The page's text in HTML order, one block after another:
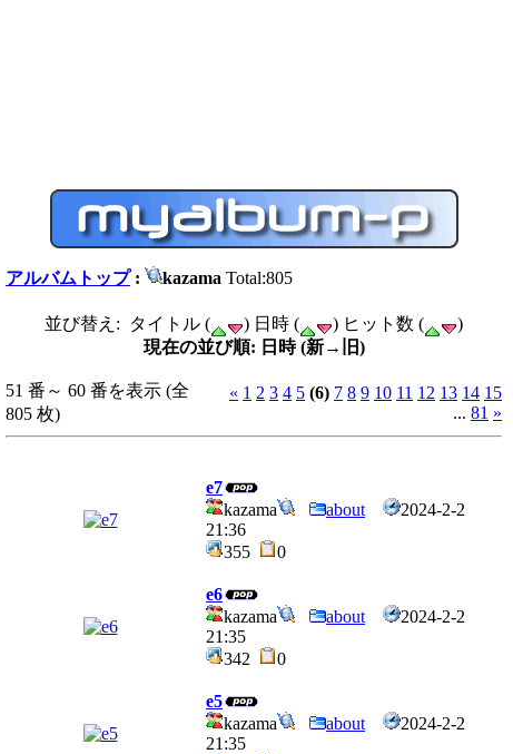
アルバムトップ: kazama Total:805
並び替え: タイトル ( ) 日時 ( ) ヒット数 (
)
現在の並び順: 日時 (新→旧)
51 番～ 60 番を表示 (全
805 枚)
« 1 2 3 4 5 (6) 7 8 9 10 11 12 13 14 15
... 81 »
e7
kazama
about
2024-2-2
21:36
355
0
e6
kazama
about
2024-2-2
21:35
342
0
e5
kazama
about
2024-2-2
21:35